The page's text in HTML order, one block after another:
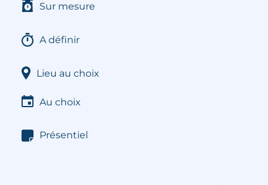
Sur mesure
A définir
Lieu au choix
Au choix
Présentiel